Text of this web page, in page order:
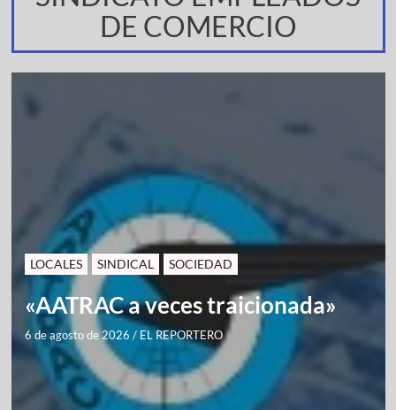
DE COMERCIO
LOCALES SINDICAL SOCIEDAD
«AATRAC a veces traicionada»
6 de agosto de 2026 / EL REPORTERO